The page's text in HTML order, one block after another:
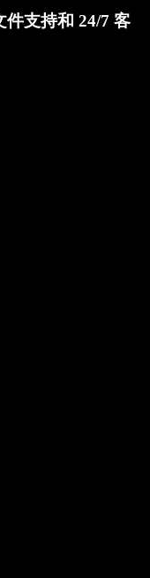
支持和 24/7 客